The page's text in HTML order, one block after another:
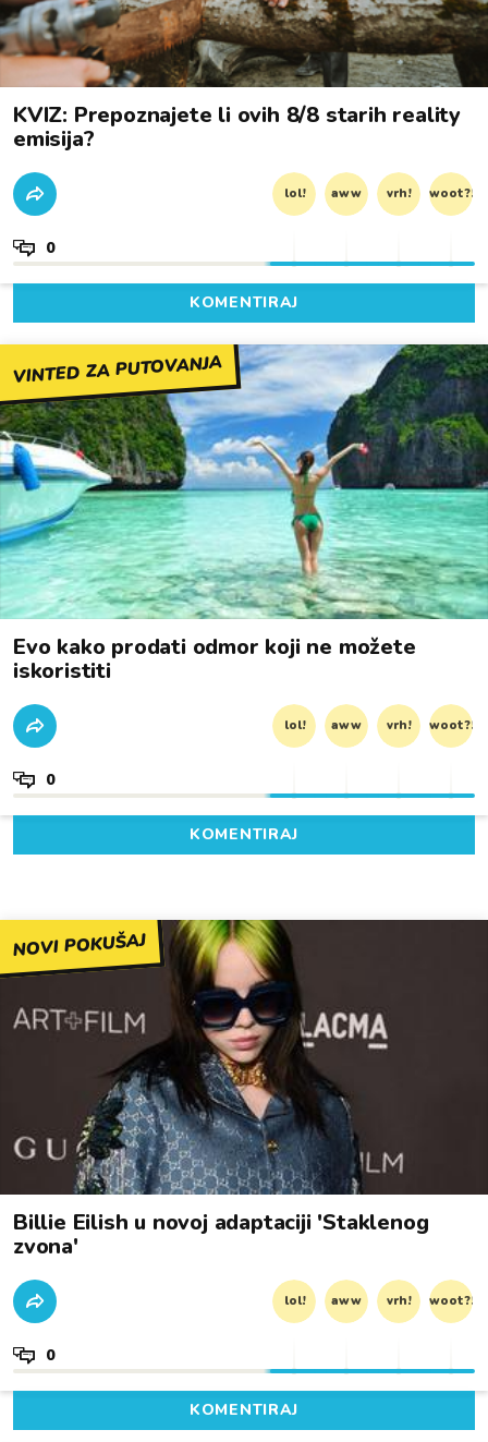
KVIZ: Prepoznajete li ovih 8/8 starih reality
emisija?
lol! aww vrh! woot?!
0
KOMENTIRAJ
VINTED ZA PUTOVANJA
Evo kako prodati odmor koji ne možete
iskoristiti
lol! aww vrh! woot?!
0
KOMENTIRAJ
NOVI POKUŠAJ
Billie Eilish u novoj adaptaciji 'Staklenog
zvona'
lol! aww vrh! woot?!
0
KOMENTIRAJ